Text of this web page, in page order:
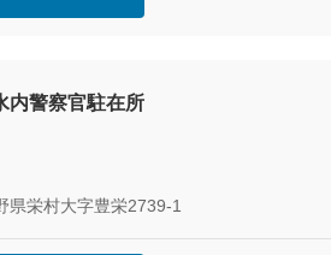
内警察官駐在所
県栄村大字豊栄2739-1